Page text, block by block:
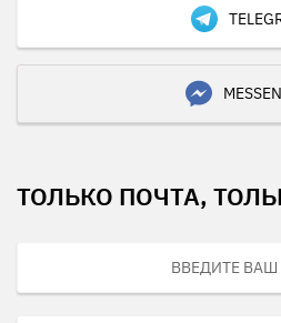
ТОЛЬКО ПОЧТА,